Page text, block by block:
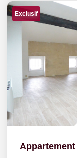
Exclusif